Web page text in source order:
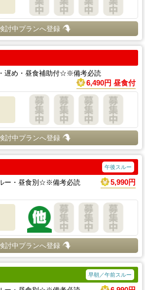
討中プランへ登録
遅め・昼食補助付☆※備考必読
6,490円 昼食付
討中プランへ登録
午後スルー
ー・昼食別☆※備考必読 5,990円
討中プランへ登録
早朝／午前スルー